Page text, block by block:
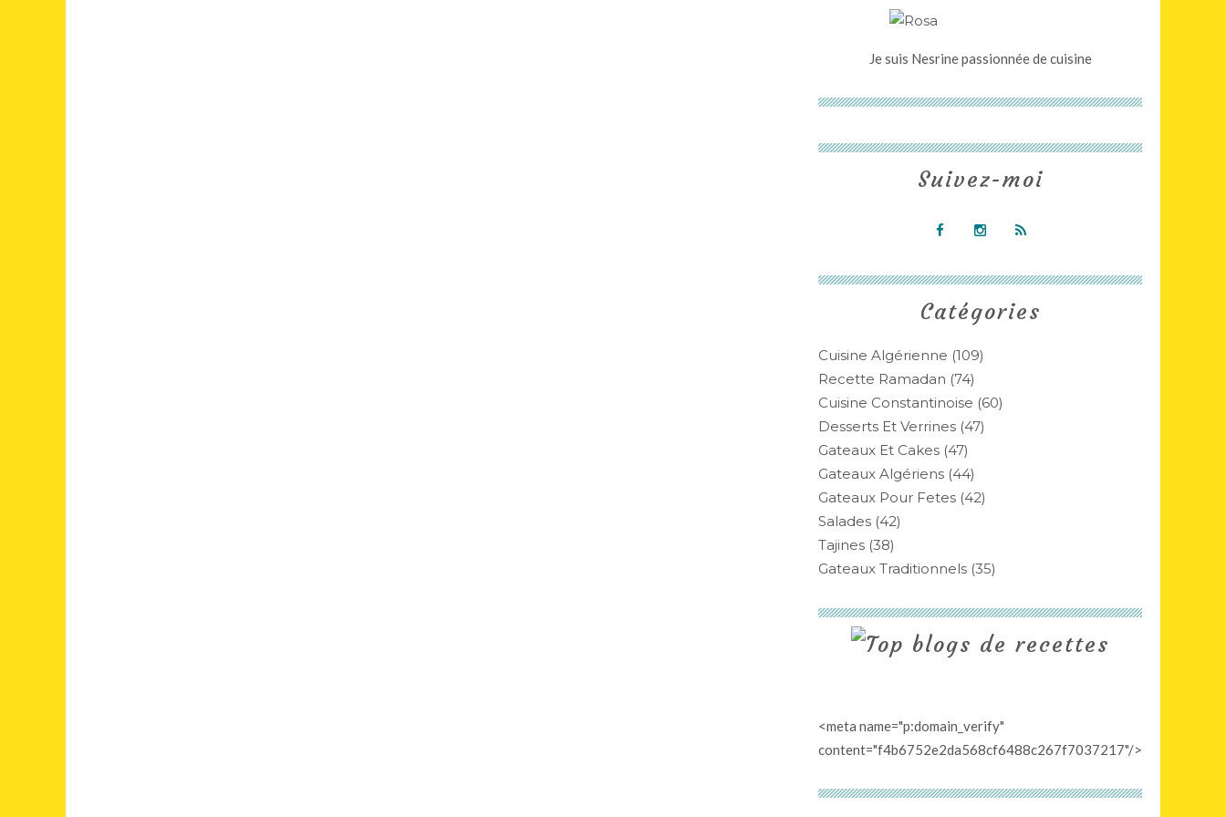
Catégories
Cuisine Algérienne (109)
Recette Ramadan (74)
Cuisine Constantinoise (60)
Desserts Et Verrines (47)
Gateaux Et Cakes (47)
Gateaux Algériens (44)
Gateaux Pour Fetes (42)
Salades (42)
Tajines (38)
Gateaux Traditionnels (35)
Suivez-moi
Je suis Nesrine passionnée de cuisine
<meta name="p:domain_verify"
content="f4b6752e2da568cf6488c267f7037217"/>